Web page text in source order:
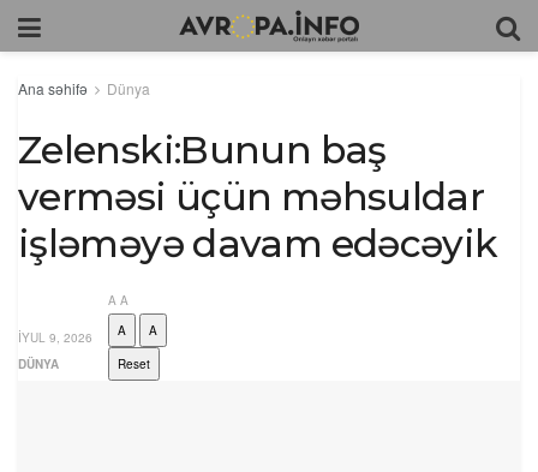
Ana səhifə Dünya
Zelenski:Bunun baş
verməsi üçün məhsuldar
işləməyə davam edəcəyik
İYUL 9, 2026
DÜNYA
A A
A
A
Reset